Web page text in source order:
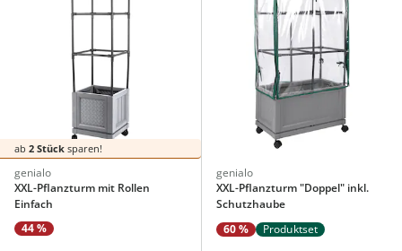
ab 2 Stück sparen!
genialo
XXL-Pflanzturm mit Rollen
Einfach
44 %
genialo
XXL-Pflanzturm "Doppel" inkl.
Schutzhaube
60 %
Produktset